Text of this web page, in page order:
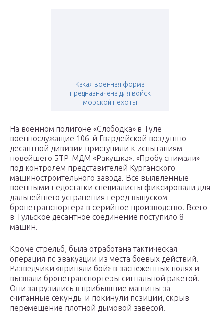
Какая военная форма
предназначена для войск
морской пехоты
На военном полигоне «Слободка» в Туле
военнослужащие 106-й Гвардейской воздушно-
десантной дивизии приступили к испытаниям
новейшего БТР-МДМ «Ракушка». «Пробу снимали»
под контролем представителей Курганского
машиностроительного завода. Все выявленные
военными недостатки специалисты фиксировали для
дальнейшего устранения перед выпуском
бронетранспортера в серийное производство. Всего
в Тульское десантное соединение поступило 8
машин.
Кроме стрельб, была отработана тактическая
операция по эвакуации из места боевых действий.
Разведчики «приняли бой» в заснеженных полях и
вызвали бронетранспортеры сигнальной ракетой.
Они загрузились в прибывшие машины за
считанные секунды и покинули позиции, скрыв
перемещение плотной дымовой завесой.